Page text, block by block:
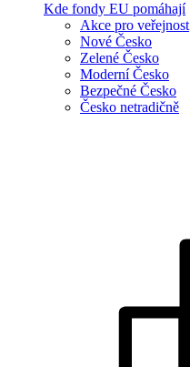
Kde fondy EU pomáhají
Akce pro veřejnost
Nové Česko
Zelené Česko
Moderní Česko
Bezpečné Česko
Česko netradičně